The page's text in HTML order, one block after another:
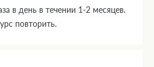
в день в течении 1-2 месяцев.
повторить.